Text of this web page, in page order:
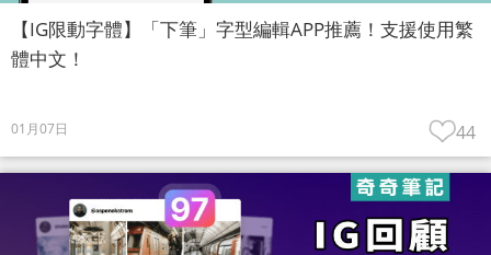
【IG限動字體】「下筆」字型編輯APP推薦！支援使用繁
體中文！
01月07日 44